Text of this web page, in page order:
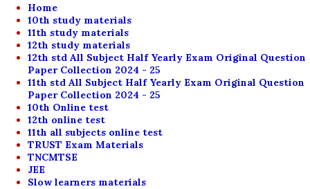
Home
10th study materials
11th study materials
12th study materials
12th std All Subject Half Yearly Exam Original Question
Paper Collection 2024 - 25
11th std All Subject Half Yearly Exam Original Question
Paper Collection 2024 - 25
10th Online test
12th online test
11th all subjects online test
TRUST Exam Materials
TNCMTSE
JEE
Slow learners materials